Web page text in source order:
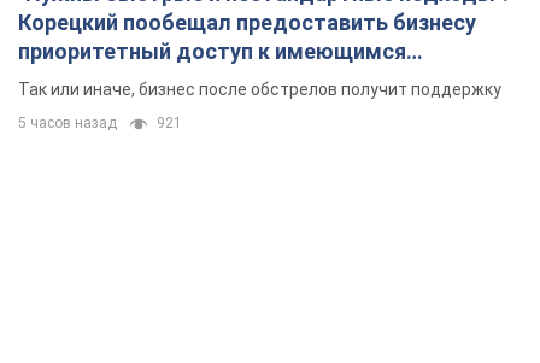
Корецкий пообещал предоставить бизнесу
приоритетный доступ к имеющимся
складским помещениям
Так или иначе, бизнес после обстрелов получит поддержку
5 часов назад 921